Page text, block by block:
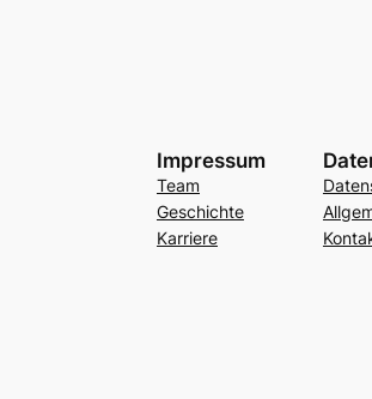
Impressum
Team
Geschichte
Karriere